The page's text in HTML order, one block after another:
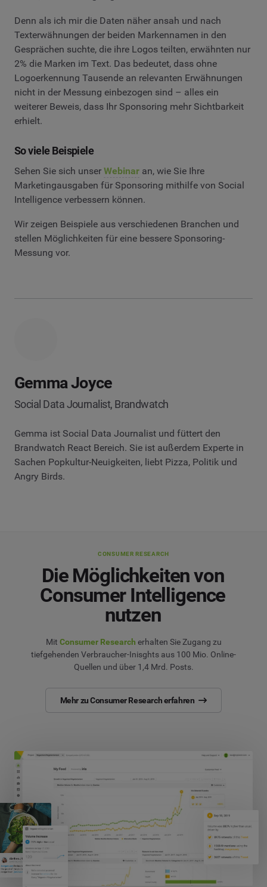
Denn als ich mir die Daten näher ansah und nach
Texterwähnungen der beiden Markennamen in den
Gesprächen suchte, die ihre Logos teilten, erwähnten nur
2% die Marken im Text. Das bedeutet, dass ohne
Logoerkennung Tausende an relevanten Erwähnungen
nicht in der Messung einbezogen sind – alles ein
weiterer Beweis, dass Ihr Sponsoring mehr Sichtbarkeit
erhielt.
So viele Beispiele
Sehen Sie sich unser Webinar an, wie Sie Ihre
Marketingausgaben für Sponsoring mithilfe von Social
Intelligence verbessern können.
Wir zeigen Beispiele aus verschiedenen Branchen und
stellen Möglichkeiten für eine bessere Sponsoring-
Messung vor.
Gemma Joyce
Social Data Journalist, Brandwatch
Gemma ist Social Data Journalist und füttert den
Brandwatch React Bereich. Sie ist außerdem Experte in
Sachen Popkultur-Neuigkeiten, liebt Pizza, Politik und
Angry Birds.
CONSUMER RESEARCH
Die Möglichkeiten von
Consumer Intelligence
nutzen
Mit Consumer Research erhalten Sie Zugang zu
tiefgehenden Verbraucher-Inisghts aus 100 Mio. Online-
Quellen und über 1,4 Mrd. Posts.
Mehr zu Consumer Research erfahren